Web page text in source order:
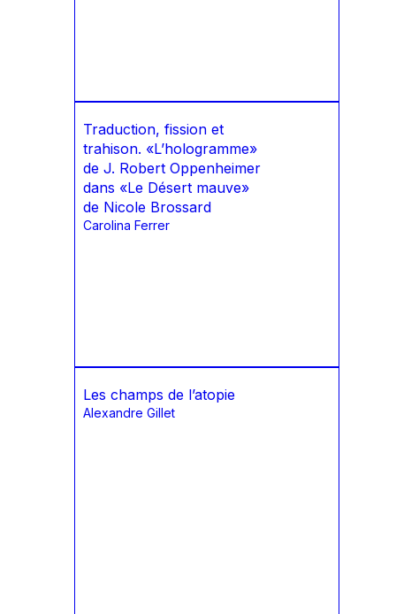
Traduction, fission et
trahison. «L’hologramme»
de J. Robert Oppenheimer
dans «Le Désert mauve»
de Nicole Brossard
Carolina Ferrer
Les champs de l’atopie
Alexandre Gillet